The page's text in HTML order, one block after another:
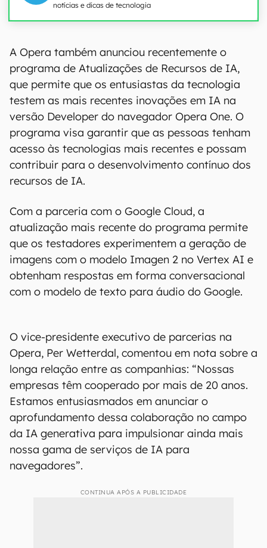
notícias e dicas de tecnologia
A Opera também anunciou recentemente o
programa de Atualizações de Recursos de IA,
que permite que os entusiastas da tecnologia
testem as mais recentes inovações em IA na
versão Developer do navegador Opera One. O
programa visa garantir que as pessoas tenham
acesso às tecnologias mais recentes e possam
contribuir para o desenvolvimento contínuo dos
recursos de IA.
Com a parceria com o Google Cloud, a
atualização mais recente do programa permite
que os testadores experimentem a geração de
imagens com o modelo Imagen 2 no Vertex AI e
obtenham respostas em forma conversacional
com o modelo de texto para áudio do Google.
O vice-presidente executivo de parcerias na
Opera, Per Wetterdal, comentou em nota sobre a
longa relação entre as companhias: “Nossas
empresas têm cooperado por mais de 20 anos.
Estamos entusiasmados em anunciar o
aprofundamento dessa colaboração no campo
da IA generativa para impulsionar ainda mais
nossa gama de serviços de IA para
navegadores”.
CONTINUA APÓS A PUBLICIDADE